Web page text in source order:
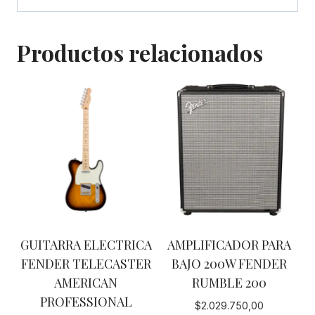
Productos relacionados
GUITARRA ELECTRICA
FENDER TELECASTER
AMERICAN
PROFESSIONAL
AMPLIFICADOR PARA
BAJO 200W FENDER
RUMBLE 200
$2.029.750,00